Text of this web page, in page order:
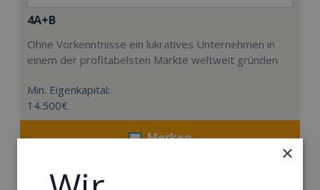
4A+B
Ohne Vorkenntnisse ein lukratives Unternehmen in
einem der profitabelsten Märkte weltweit gründen
Min. Eigenkapital:
14.500€
Merken
×